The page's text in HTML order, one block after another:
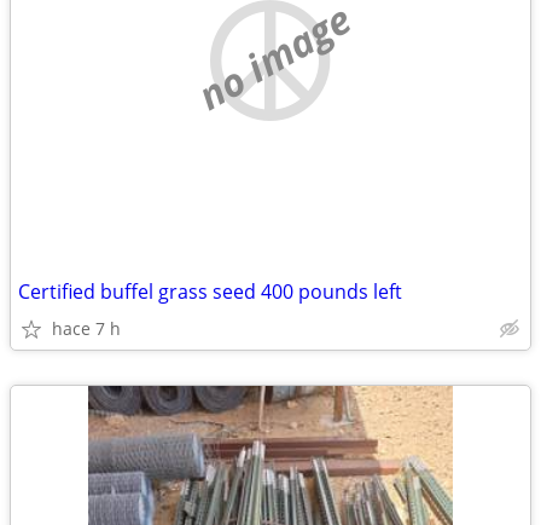
no image
Certified buffel grass seed 400 pounds left
hace 7 h